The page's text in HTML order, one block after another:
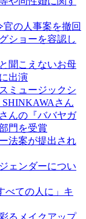
の人事案を撤回
ショーを容認し
聞こえないお母
出演
ミュージックシ
さん
んの『ババヤガ
門を受賞
法案が提出され
ェンダーについ
べての人に」キ
るメイクアップ